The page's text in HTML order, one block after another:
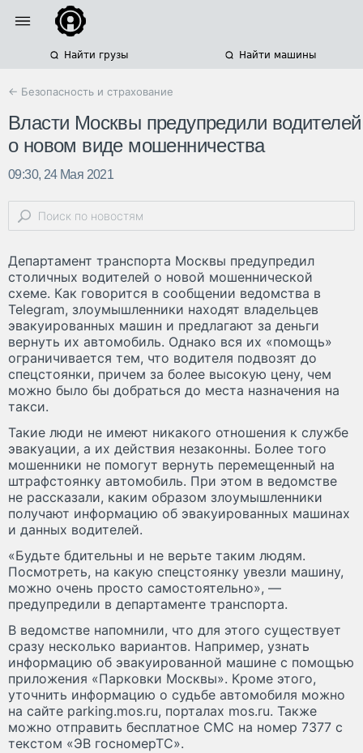
Найти грузы Найти машины
← Безопасность и страхование
Власти Москвы предупредили водителей
о новом виде мошенничества
09:30, 24 Мая 2021
Департамент транспорта Москвы предупредил
столичных водителей о новой мошеннической
схеме. Как говорится в сообщении ведомства в
Telegram, злоумышленники находят владельцев
эвакуированных машин и предлагают за деньги
вернуть их автомобиль. Однако вся их «помощь»
ограничивается тем, что водителя подвозят до
спецстоянки, причем за более высокую цену, чем
можно было бы добраться до места назначения на
такси.
Такие люди не имеют никакого отношения к службе
эвакуации, а их действия незаконны. Более того
мошенники не помогут вернуть перемещенный на
штрафстоянку автомобиль. При этом в ведомстве
не рассказали, каким образом злоумышленники
получают информацию об эвакуированных машинах
и данных водителей.
«Будьте бдительны и не верьте таким людям.
Посмотреть, на какую спецстоянку увезли машину,
можно очень просто самостоятельно», —
предупредили в департаменте транспорта.
В ведомстве напомнили, что для этого существует
сразу несколько вариантов. Например, узнать
информацию об эвакуированной машине с помощью
приложения «Парковки Москвы». Кроме этого,
уточнить информацию о судьбе автомобиля можно
на сайте parking.mos.ru, порталах mos.ru. Также
можно отправить бесплатное СМС на номер 7377 с
текстом «ЭВ госномерТС».